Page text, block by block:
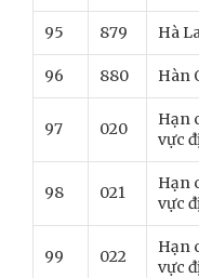
95 879 Hà
96 880 Hàn
97 020
Hạn
vực
98 021
Hạn
vực
99 022
Hạn
vực